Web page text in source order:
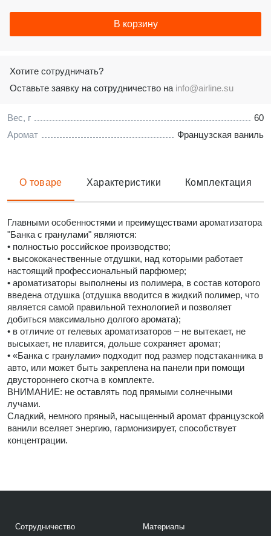
Вес, г
60
Аромат
Французская ваниль
В корзину
Хотите сотрудничать?
Оставьте заявку на сотрудничество на info@airline.su
О товаре Характеристики Комплектация
Главными особенностями и преимуществами ароматизатора
"Банка с гранулами" являются:
• полностью российское производство;
• высококачественные отдушки, над которыми работает
настоящий профессиональный парфюмер;
• ароматизаторы выполнены из полимера, в состав которого
введена отдушка (отдушка вводится в жидкий полимер, что
является самой правильной технологией и позволяет
добиться максимально долгого аромата);
• в отличие от гелевых ароматизаторов – не вытекает, не
высыхает, не плавится, дольше сохраняет аромат;
• «Банка с гранулами» подходит под размер подстаканника в
авто, или может быть закреплена на панели при помощи
двустороннего скотча в комплекте.
ВНИМАНИЕ: не оставлять под прямыми солнечными
лучами.
Сладкий, немного пряный, насыщенный аромат французской
ванили вселяет энергию, гармонизирует, способствует
концентрации.
Сотрудничество Материалы